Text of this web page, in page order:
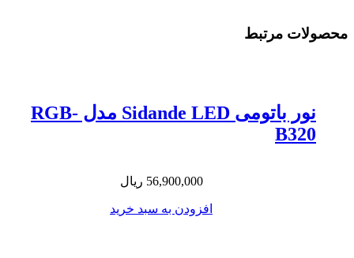
محصولات مرتبط
نور باتومی Sidande LED مدل RGB-
B320
56,900,000 ریال
افزودن به سبد خرید